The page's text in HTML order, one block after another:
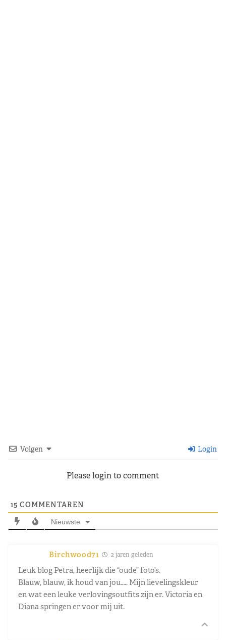
Volgen Login
Please login to comment
15 COMMENTAREN
Nieuwste
Birchwood71 2 jaren geleden
Leuk blog Petra, heerlijk die “oude” foto’s.
Blauw, blauw, ik houd van jou….. Mijn lievelingskleur
en wat een leuke verlovingsoutfits zijn er. Victoria en
Diana springen er voor mij uit.